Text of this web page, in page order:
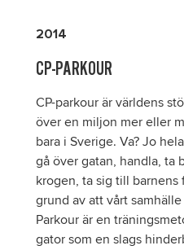
2014
CP-PARKOUR
CP-parkour är världens
över en miljon mer eller
bara i Sverige. Va? Jo
gå över gatan, handla, ta
krogen, ta sig till
grund av att vårt
Parkour är en
gator som en slags